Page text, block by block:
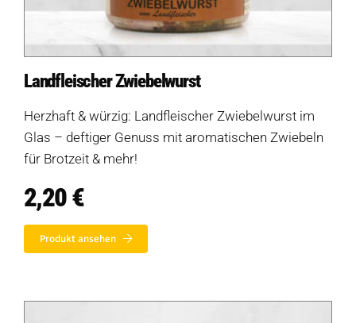
Landfleischer Zwiebelwurst
Herzhaft & würzig: Landfleischer Zwiebelwurst im
Glas – deftiger Genuss mit aromatischen Zwiebeln
für Brotzeit & mehr!
2,20€
Produkt ansehen